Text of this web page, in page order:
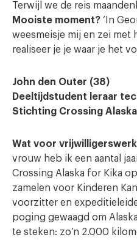
Terwijl we de reis
Mooiste moment? ‘In
weesmeisje mij en zei met
realiseer je je waar je het
John den Outer (38)
Deeltijdstudent leraar
Stichting Crossing
Wat voor
vrouw heb ik een aantal
Crossing Alaska for Kika
zamelen voor Kinderen
voorzitter en
poging gewaagd om
te steken: zo’n 2.000